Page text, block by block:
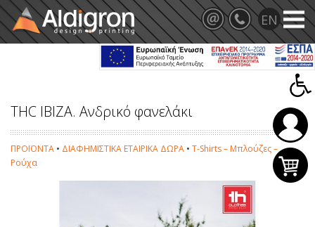
THC IBIZA. Ανδρικό φανελάκι
ΠΡΟΪΟΝΤΑ • ΔΙΑΦΗΜΙΣΤΙΚΑ ΕΤΑΙΡΙΚΑ ΔΩΡΑ • T-Shirts – Μπλούζες –
Ρούχα